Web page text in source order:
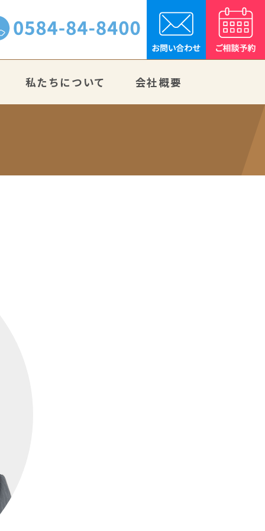
私たちについて 会社概要